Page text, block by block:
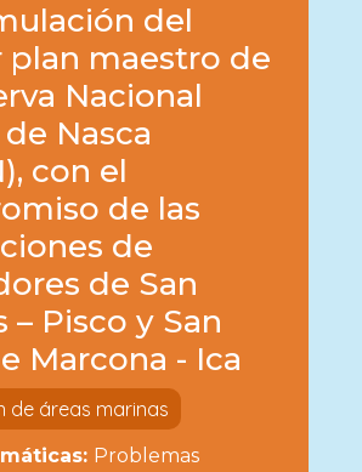
del
plan maestro de
Nacional
Nasca
con el
de las
de
de San
– Pisco y San
Marcona - Ica
de áreas marinas
Problemas